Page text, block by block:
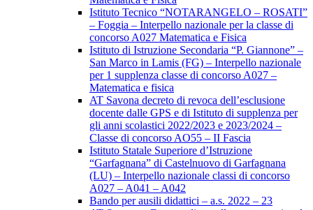
Istituto Tecnico “NOTARANGELO – ROSATI”
– Foggia – Interpello nazionale per la classe di
concorso A027 Matematica e Fisica
Istituto di Istruzione Secondaria “P. Giannone” –
San Marco in Lamis (FG) – Interpello nazionale
per 1 supplenza classe di concorso A027 –
Matematica e fisica
AT Savona decreto di revoca dell’esclusione
docente dalle GPS e di Istituto di supplenza per
gli anni scolastici 2022/2023 e 2023/2024 –
Classe di concorso AO55 – II Fascia
Istituto Statale Superiore d’Istruzione
“Garfagnana” di Castelnuovo di Garfagnana
(LU) – Interpello nazionale classi di concorso
A027 – A041 – A042
Bando per ausili didattici – a.s. 2022 – 23